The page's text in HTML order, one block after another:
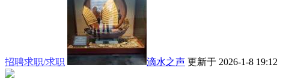
招聘求职/求职 滴水之声 更新于 2026-1-8 19:12